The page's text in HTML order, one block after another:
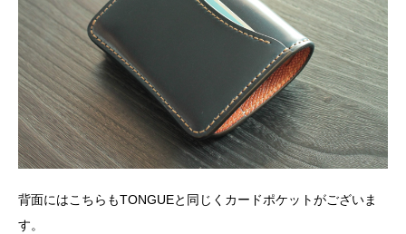
背面にはこちらもTONGUEと同じくカードポケットがございま
す。